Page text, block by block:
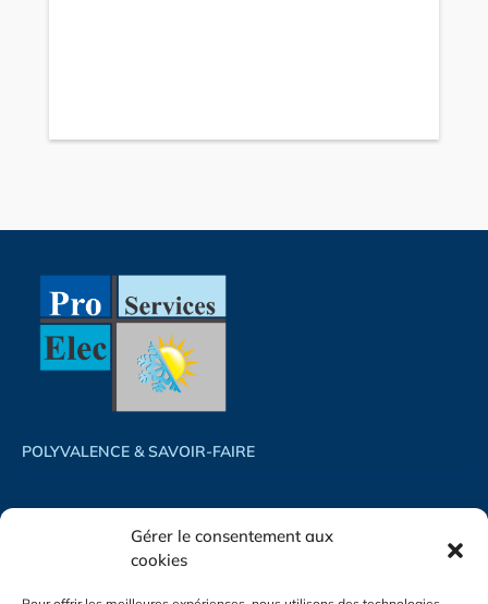
Gérer le consentement aux
cookies
POLYVALENCE & SAVOIR-FAIRE
PHOTOVOLTAÏQUE